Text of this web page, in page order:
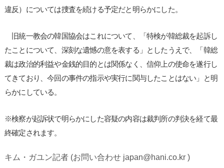
違反）については捜査を続ける予定だと明らかにした。
旧統一教会の韓国協会はこれについて、「特検が韓総裁を起訴し
たことについて、深刻な遺憾の意を表する」としたうえで、「韓総
裁は政治的利益や金銭的目的とは関係なく、信仰上の使命を遂行し
てきており、今回の事件の指示や実行に関与したことはない」と明
らかにしている。
※検察が起訴状で明らかにした容疑の内容は裁判所の判決を経て最
終確定されます。
キム・ガユン記者 (お問い合わせ japan@hani.co.kr )